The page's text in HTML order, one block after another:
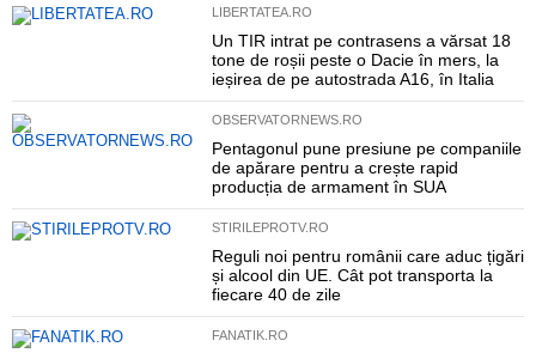
LIBERTATEA.RO
Un TIR intrat pe contrasens a vărsat 18
tone de roșii peste o Dacie în mers, la
ieșirea de pe autostrada A16, în Italia
OBSERVATORNEWS.RO
Pentagonul pune presiune pe companiile
de apărare pentru a crește rapid
producția de armament în SUA
STIRILEPROTV.RO
Reguli noi pentru românii care aduc țigări
și alcool din UE. Cât pot transporta la
fiecare 40 de zile
FANATIK.RO